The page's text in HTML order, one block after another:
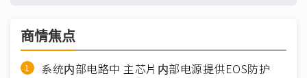
商情焦点
系统内部电路中 主芯片内部电源提供EOS防护